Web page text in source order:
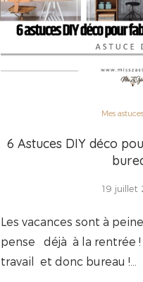
Mes
6 Astuces DIY déco
19 juillet
Les vacances sont à
pense déjà à la rentrée
travail et donc bureau !…